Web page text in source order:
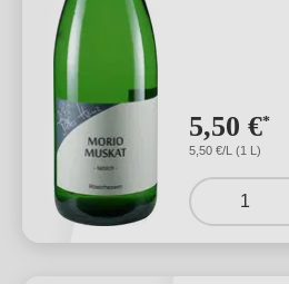
5,50 €*
5,50 €/L (1 L)
1